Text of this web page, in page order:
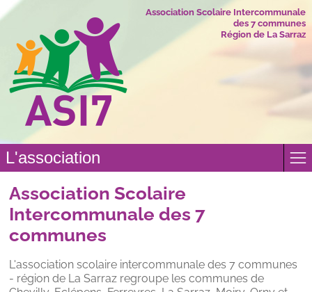
Association Scolaire Intercommunale
des 7 communes
Région de La Sarraz
L'association
Association Scolaire
Intercommunale des 7
communes
L'association scolaire intercommunale des 7 communes
- région de La Sarraz regroupe les communes de